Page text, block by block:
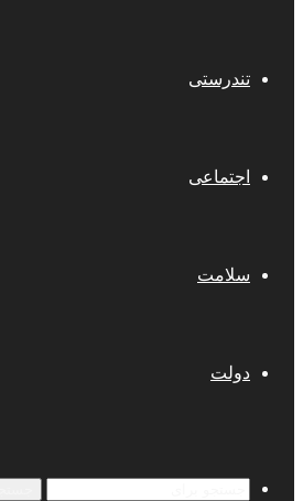
تندرستی
اجتماعی
سلامت
دولت